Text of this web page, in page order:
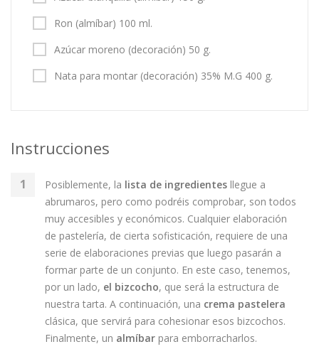
Ron (almíbar) 100 ml.
Azúcar moreno (decoración) 50 g.
Nata para montar (decoración) 35% M.G 400 g.
Instrucciones
Posiblemente, la lista de ingredientes llegue a
abrumaros, pero como podréis comprobar, son todos
muy accesibles y económicos. Cualquier elaboración
de pastelería, de cierta sofisticación, requiere de una
serie de elaboraciones previas que luego pasarán a
formar parte de un conjunto. En este caso, tenemos,
por un lado, el bizcocho, que será la estructura de
nuestra tarta. A continuación, una crema pastelera
clásica, que servirá para cohesionar esos bizcochos.
Finalmente, un almíbar para emborracharlos.